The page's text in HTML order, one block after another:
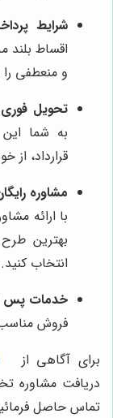
شرایط
اقساط
و منعطفی
تحویل
به شما
قرارداد، از
مشاوره
با ارائه
بهترین
انتخاب کنید.
خدمات پس
فروش
برای آگاهی از
دریافت مشاوره
تماس حاصل